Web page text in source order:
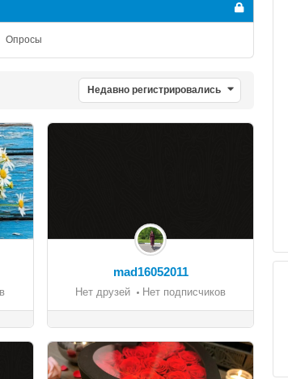
Опросы
Недавно регистрировались
mad16052011
Нет друзей Нет подписчиков